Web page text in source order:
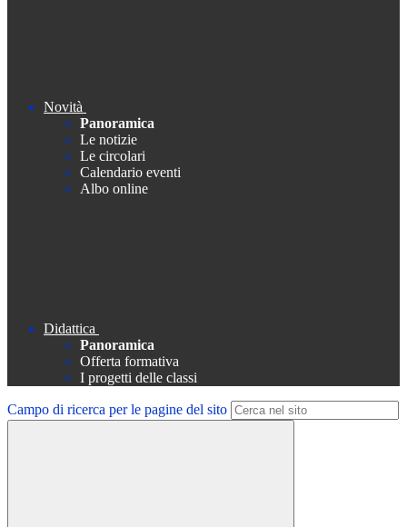
Novità
Panoramica
Le notizie
Le circolari
Calendario eventi
Albo online
Didattica
Panoramica
Offerta formativa
I progetti delle classi
Campo di ricerca per le pagine del sito